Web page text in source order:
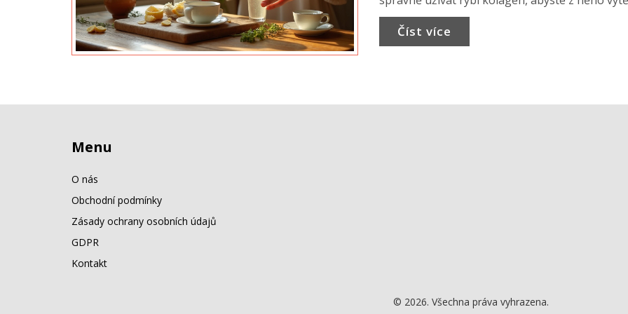
maximum? V tomto článku se podíváme na
dobu užívání kolagenu a najdete zde řadu
Číst více
Menu
O nás
Obchodní podmínky
Zásady ochrany osobních údajů
GDPR
Kontakt
© 2026. Všechna práva vyhrazena.